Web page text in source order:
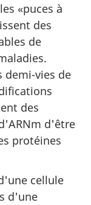
«puces à
des
de
demi-vies de
des
d'être
protéines
cellule
d'une